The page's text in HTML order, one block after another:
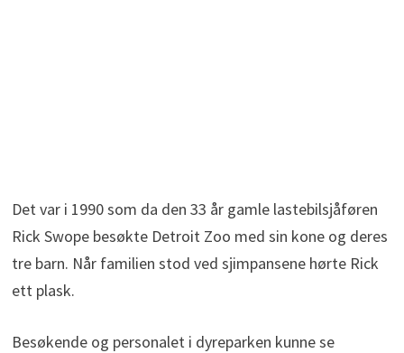
Det var i 1990 som da den 33 år gamle lastebilsjåføren
Rick Swope besøkte Detroit Zoo med sin kone og deres
tre barn. Når familien stod ved sjimpansene hørte Rick
ett plask.
Besøkende og personalet i dyreparken kunne se